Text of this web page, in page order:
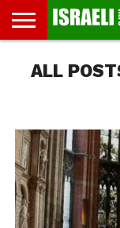
МУЗЕИ
СТРАНА
ФЕСТИВАЛЕЙ
ТЕАТР
КНИГИ.
ТЕКСТЫ
МУЗЫКА
РЕЛИГИЯ/
ИСТОРИЯ
ДВИЖЕНИЕ
ДЕТИ
ВЫХОДНОГО
МАРШРУТЫ
ПРОГУЛЬЩИКА
ВИДЕО-
РЕЧИ
ВПЕЧАТЛЕНИЯ
ВСТРЕЧИ
И
ИНТЕРВЬЮ
КИНО
TEL
AVIV
ALL